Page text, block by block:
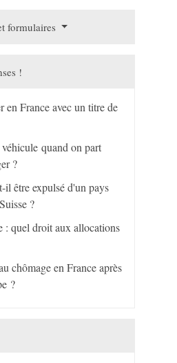
formulaires
!
en France avec un titre de
quand on part
?
il être expulsé d'un pays
?
: quel droit aux allocations
chômage en France après
?